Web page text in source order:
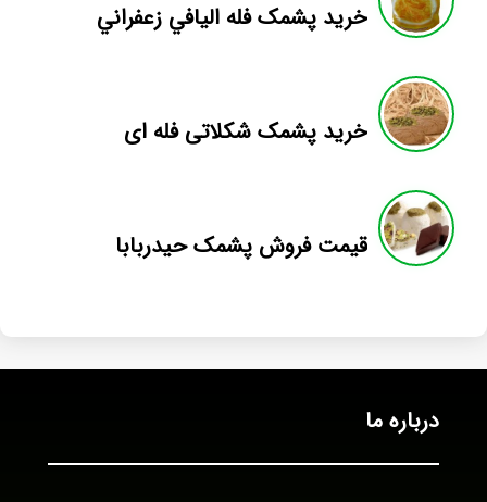
خريد پشمک فله اليافي زعفراني
خرید پشمک شکلاتی فله ای
قیمت فروش پشمک حیدربابا
درباره ما